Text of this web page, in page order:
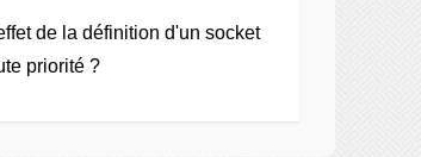
de la définition d'un socket
priorité ?